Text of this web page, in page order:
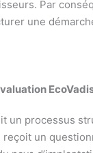
Par
une
un processus
reçoit un